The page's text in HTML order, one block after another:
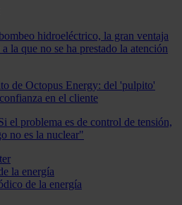
hidroeléctrico, la gran ventaja
la que no se ha prestado la atención
de Octopus Energy: del 'pulpito'
en el cliente
el problema es de control de tensión,
no es la nuclear"